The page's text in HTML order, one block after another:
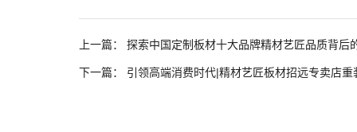
上一篇： 探索中国定制板材十大品牌精材艺匠品质背后
下一篇： 引领高端消费时代|精材艺匠板材招远专卖店重